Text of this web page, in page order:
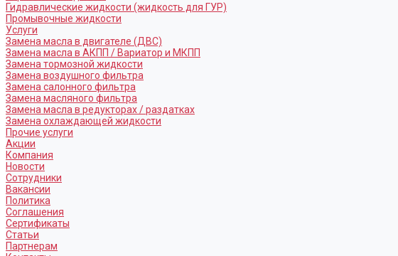
Гидравлические жидкости (жидкость для ГУР)
Промывочные жидкости
Услуги
Замена масла в двигателе (ДВС)
Замена масла в АКПП / Вариатор и МКПП
Замена тормозной жидкости
Замена воздушного фильтра
Замена салонного фильтра
Замена масляного фильтра
Замена масла в редукторах / раздатках
Замена охлаждающей жидкости
Прочие услуги
Акции
Компания
Новости
Сотрудники
Вакансии
Политика
Соглашения
Сертификаты
Статьи
Партнерам